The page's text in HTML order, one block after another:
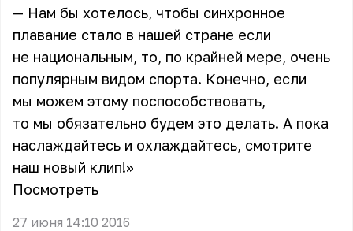
— Нам бы хотелось, чтобы синхронное
плавание стало в нашей стране если
не национальным, то, по крайней мере, очень
популярным видом спорта. Конечно, если
мы можем этому поспособствовать,
то мы обязательно будем это делать. А пока
наслаждайтесь и охлаждайтесь, смотрите
наш новый клип!»
Посмотреть
27 июня 14:10 2016